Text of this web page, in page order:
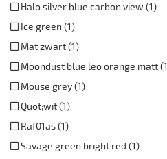
Halo silver blue carbon view (1)
Ice green (1)
Mat zwart (1)
Moondust blue leo orange matt
Mouse grey (1)
Quot;wit (1)
Raf01as (1)
Savage green bright red (1)